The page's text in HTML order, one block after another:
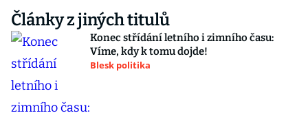
Články z jiných titulů
Konec střídání letního i zimního času:
Víme, kdy k tomu dojde!
Blesk politika